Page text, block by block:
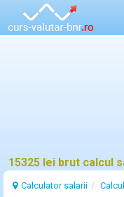
15325 lei brut calcul
Calculator salarii